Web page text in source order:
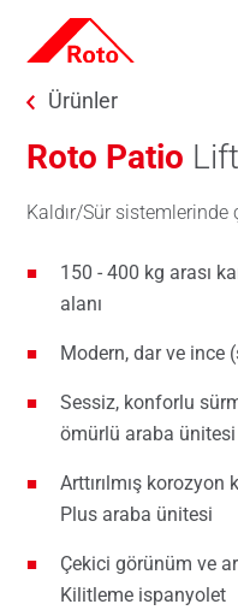
Skip to main content
You are here:
Ürünler
Roto Patio Lift
Kaldır/Sür sistemlerinde
150 - 400 kg arası
alanı
Modern, dar ve ince
Sessiz, konforlu
ömürlü araba
Arttırılmış
Plus araba ünitesi
Çekici görünüm ve
Kilitleme ispanyolet